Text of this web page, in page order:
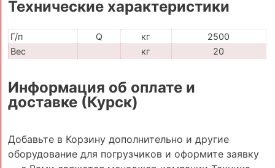
Технические характеристики
Г/п Q кг
2500
Вес
кг 20
Информация об оплате и
доставке (Курск)
Добавьте в Корзину дополнительно и другие
оборудование для погрузчиков и оформите заявку